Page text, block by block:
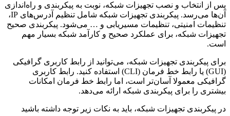
پس از انتخاب و نصب تجهیزات شبکه، نوبت به پیکربندی و راه‌اندازی
آن‌ها می‌رسد. پیکربندی تجهیزات شبکه شامل تنظیم آدرس‌های IP،
تنظیمات امنیتی، تنظیمات مسیریابی و … می‌شود. پیکربندی صحیح
تجهیزات شبکه، برای عملکرد صحیح و کارآمد شبکه بسیار مهم
است.
برای پیکربندی تجهیزات شبکه، می‌توانید از رابط کاربری گرافیکی
(GUI) یا رابط خط فرمان (CLI) استفاده کنید. رابط کاربری
گرافیکی معمولا آسان‌تر است، اما رابط خط فرمان امکانات
بیشتری را برای پیکربندی شبکه ارائه می‌دهد.
در پیکربندی تجهیزات شبکه، باید به نکات زیر توجه داشته باشید